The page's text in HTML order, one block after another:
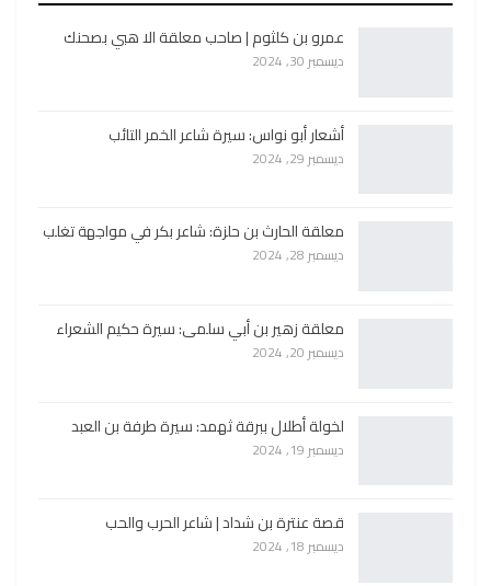
عمرو بن كلثوم | صاحب معلقة الا هبي بصحنك
ديسمبر 30, 2024
أشعار أبو نواس: سيرة شاعر الخمر التائب
ديسمبر 29, 2024
معلقة الحارث بن حلزة: شاعر بكر في مواجهة تغلب
ديسمبر 28, 2024
معلقة زهير بن أبي سلمى: سيرة حكيم الشعراء
ديسمبر 20, 2024
لخولة أطلال ببرقة ثهمد: سيرة طرفة بن العبد
ديسمبر 19, 2024
قصة عنترة بن شداد | شاعر الحرب والحب
ديسمبر 18, 2024